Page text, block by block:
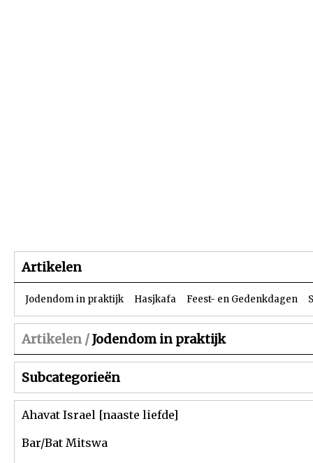
Artikelen
Jodendom in praktijk Hasjkafa Feest- en Gedenkdagen
Artikelen /Jodendom in praktijk
Subcategorieën
Ahavat Israel [naaste liefde]
Bar/Bat Mitswa